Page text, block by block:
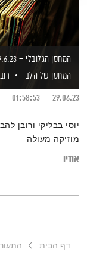
המחסן הגלובלי – 29.6.23
המחסן של הלב
29.06.23
01:58:53
יוסי בבליקי ורובן
מוזיקה מעולה
אודיו
דף הבית